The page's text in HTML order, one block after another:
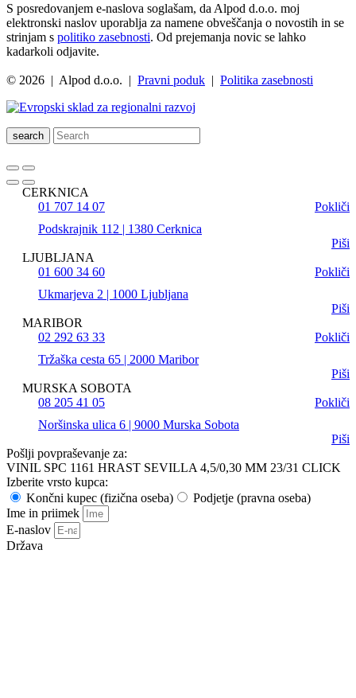
S posredovanjem e-naslova soglašam, da Alpod d.o.o. moj
elektronski naslov uporablja za namene obveščanja o novostih in se
strinjam s politiko zasebnosti. Od prejemanja novic se lahko
kadarkoli odjavite.
© 2026 | Alpod d.o.o. | Pravni poduk | Politika zasebnosti
search
CERKNICA
01 707 14 07
Pokliči
Podskrajnik 112 | 1380 Cerknica
Piši
LJUBLJANA
01 600 34 60
Pokliči
Ukmarjeva 2 | 1000 Ljubljana
Piši
MARIBOR
02 292 63 33
Pokliči
Tržaška cesta 65 | 2000 Maribor
Piši
MURSKA SOBOTA
08 205 41 05
Pokliči
Noršinska ulica 6 | 9000 Murska Sobota
Piši
Pošlji povpraševanje za:
VINIL SPC 1161 HRAST SEVILLA 4,5/0,30 MM 23/31 CLICK
Izberite vrsto kupca:
Končni kupec (fizična oseba)
Podjetje (pravna oseba)
Ime in priimek
E-naslov
Država